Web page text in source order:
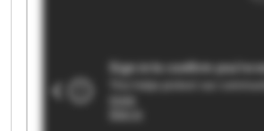
Maschinenbau GmbH Löttner
GmbH Löttner Maschinenbau
Maschinenbau GmbH Löttner
GmbH Löttner Maschinenbau